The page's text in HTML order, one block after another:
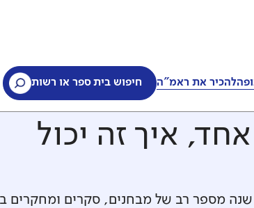
להכיר את ראמ"ה חיפוש בית ספר או רשות
איך זה יכול
מספר רב של מבחנים, סקרים ומחקרים